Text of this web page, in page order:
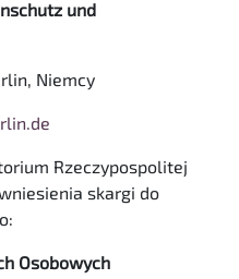
und
Niemcy
Rzeczypospolitej
skargi do
Osobowych